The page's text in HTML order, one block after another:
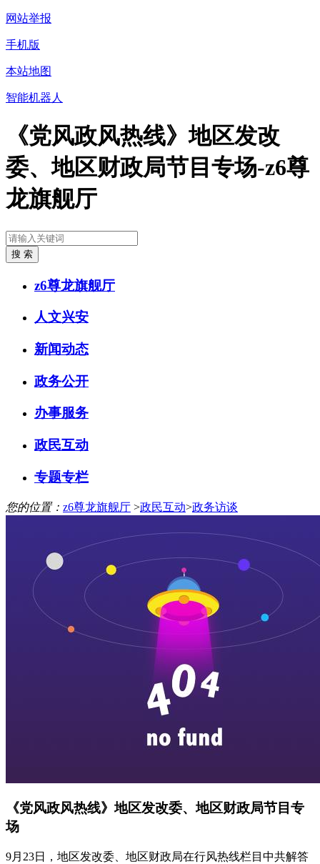
网站举报
手机版
本站地图
智能机器人
《党风政风热线》地区发改
委、地区财政局节目专场-z6尊
龙旗舰厅
z6尊龙旗舰厅
人文兴安
新闻动态
政务公开
办事服务
政民互动
专题专栏
您的位置： z6尊龙旗舰厅 >政民互动>政务访谈
《党风政风热线》地区发改委、地区财政局节目专
场
9月23日，地区发改委、地区财政局在行风热线栏目中共解答